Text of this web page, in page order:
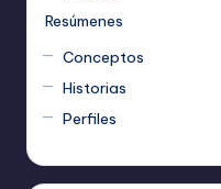
Resúmenes
Conceptos
Historias
Perfiles